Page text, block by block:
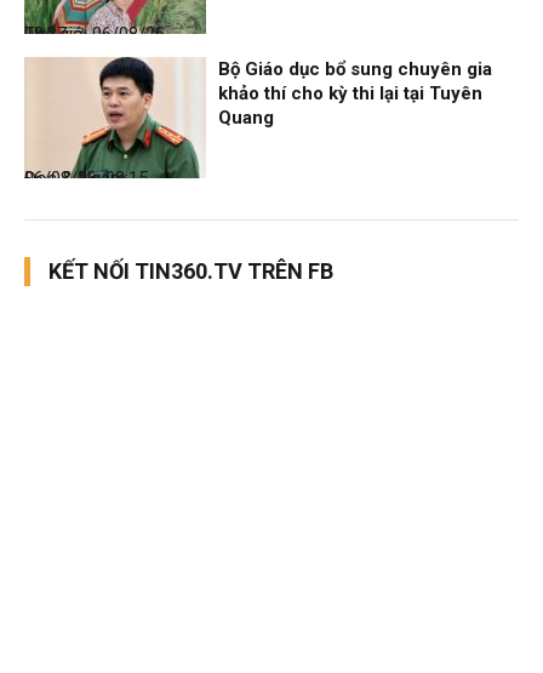
Thế giới
06/08/26, 08:27
Đọc & Ngẫm
06/08/26, 08:15
Bộ Giáo dục bổ sung chuyên gia
khảo thí cho kỳ thi lại tại Tuyên
Quang
KẾT NỐI TIN360.TV TRÊN FB